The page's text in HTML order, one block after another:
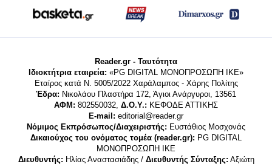
Reader.gr - Ταυτότητα
Ιδιοκτήτρια εταιρεία: «PG DIGITAL MONΟΠΡΟΣΩΠΗ ΙΚΕ»
Εταίρος κατά Ν. 5005/2022 Χαράλαμπος - Χάρης Πολίτης
Έδρα: Νικολάου Πλαστήρα 172, Άγιοι Ανάργυροι, 13561
ΑΦΜ: 802550032, Δ.Ο.Υ.: ΚΕΦΟΔΕ ΑΤΤΙΚΗΣ
E-mail: editorial@reader.gr
Νόμιμος Εκπρόσωπος/Διαχειριστής: Ευστάθιος Μοσχονάς
Δικαιούχος του ονόματος τομέα (reader.gr): PG DIGITAL
MONΟΠΡΟΣΩΠΗ ΙΚΕ
Διευθυντής: Ηλίας Αναστασιάδης / Διευθυντής Σύνταξης: Αξιώτη